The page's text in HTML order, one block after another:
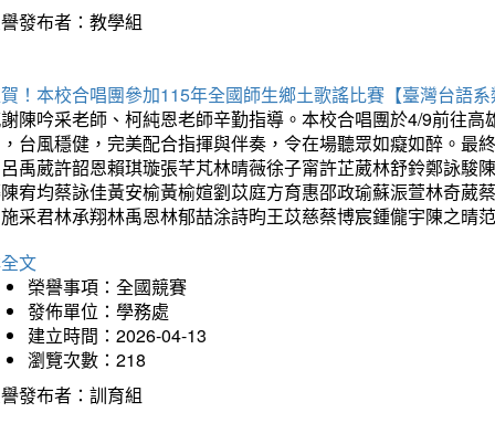
發布者：教學組
！本校合唱團參加115年全國師生鄉土歌謠比賽【臺灣台語
陳吟采老師、柯純恩老師辛勤指導。本校合唱團於4/9前往
台風穩健，完美配合指揮與伴奏，令在場聽眾如癡如醉。最
禹葳許韶恩賴琪璇張芊芃林晴薇徐子甯許芷葳林舒鈴鄭詠駿
宥均蔡詠佳黃安榆黃榆媗劉苡庭方育惠邵政瑜蘇浱萱林奇葳
采君林承翔林禹恩林郁喆涂詩昀王苡慈蔡博宸鍾儱宇陳之晴
文
榮譽事項：全國競賽
發佈單位：學務處
建立時間：2026-04-13
瀏覽次數：218
發布者：訓育組